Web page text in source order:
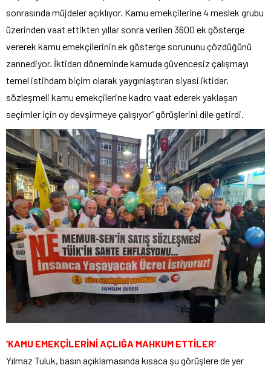
sonrasında müjdeler açıklıyor. Kamu emekçilerine 4 meslek grubu
üzerinden vaat ettikten yıllar sonra verilen 3600 ek gösterge
vererek kamu emekçilerinin ek gösterge sorununu çözdüğünü
zannediyor. İktidarı döneminde kamuda güvencesiz çalışmayı
temel istihdam biçim olarak yaygınlaştıran siyasi iktidar,
sözleşmeli kamu emekçilerine kadro vaat ederek yaklaşan
seçimler için oy devşirmeye çalışıyor” görüşlerini dile getirdi.
‘KAMU EMEKÇİLERİNİ AÇLIĞA MAHKUM ETTİLER’
Yılmaz Tuluk, basın açıklamasında kısaca şu görüşlere de yer